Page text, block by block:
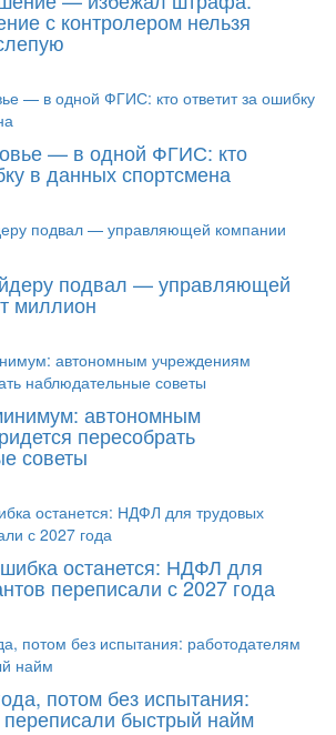
с контролером нельзя
— в одной ФГИС: кто
в данных спортсмена
подвал — управляющей
миллион
автономным
пересобрать
советы
останется: НДФЛ для
переписали с 2027 года
потом без испытания:
быстрый найм